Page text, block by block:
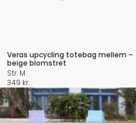
Veras upcycling totebag mellem –
beige blomstret
Str. M
349 kr.